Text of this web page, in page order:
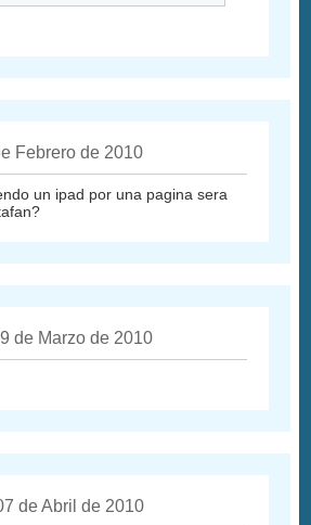
Febrero de 2010
un ipad por una pagina sera
de Marzo de 2010
de Abril de 2010